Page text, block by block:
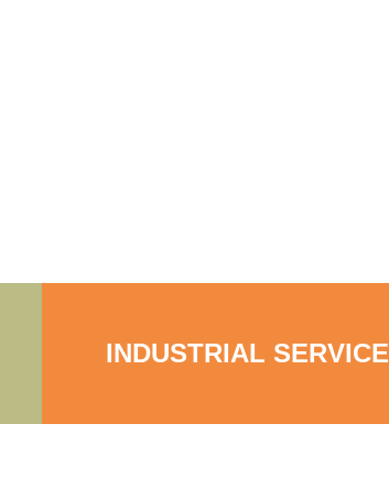
INDUSTRIAL SERVICE